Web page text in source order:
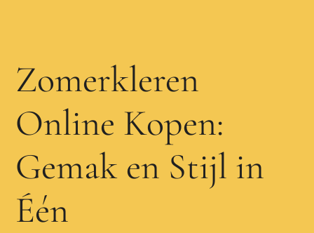
Zomerkleren
Online Kopen:
Gemak en Stijl in
Één